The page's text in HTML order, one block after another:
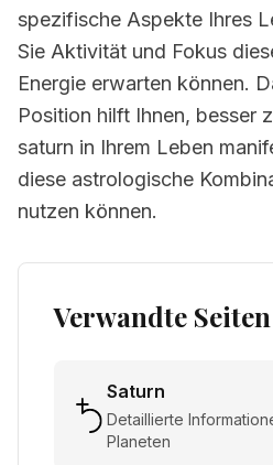
spezifische Aspekte Ihres
Sie Aktivität und Fokus
Energie erwarten können.
Position hilft Ihnen, besser
saturn in Ihrem Leben
diese astrologische
nutzen können.
Verwandte Seiten
Saturn
Detaillierte
Planeten